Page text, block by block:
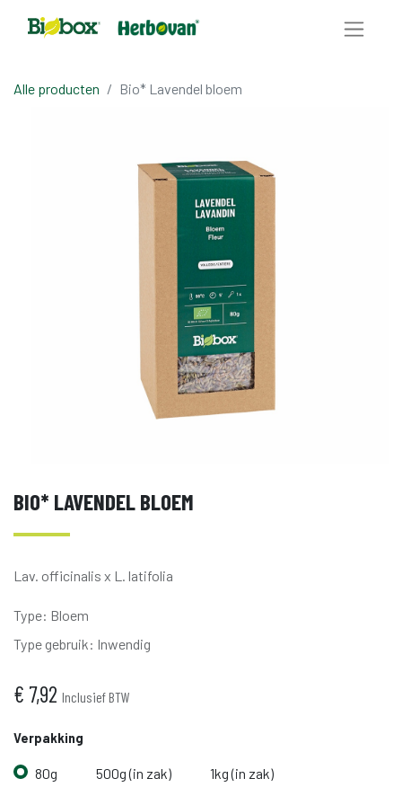
Alle producten Bio* Lavendel bloem
BIO* LAVENDEL BLOEM
Lav. officinalis x L. latifolia
Type: Bloem
Type gebruik: Inwendig
€ 7,92 Inclusief BTW
Verpakking
80g 500g (in zak) 1kg (in zak)